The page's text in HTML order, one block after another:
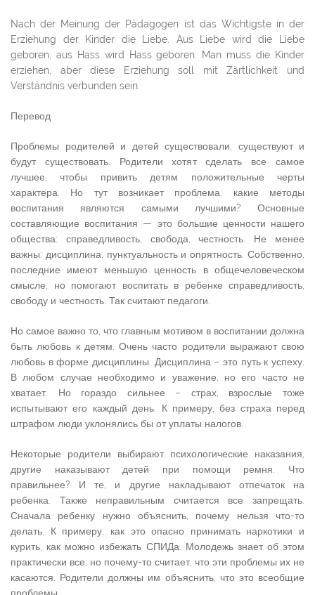
Nach der Meinung der Pädagogen ist das Wichtigste in der
Erziehung der Kinder die Liebe. Aus Liebe wird die Liebe
geboren, aus Hass wird Hass geboren. Man muss die Kinder
erziehen, aber diese Erziehung soll mit Zärtlichkeit und
Verständnis verbunden sein.
Перевод
Проблемы родителей и детей существовали, существуют и
будут существовать. Родители хотят сделать все самое
лучшее, чтобы привить детям положительные черты
характера. Но тут возникает проблема: какие методы
воспитания являются самыми лучшими? Основные
составляющие воспитания — это большие ценности нашего
общества: справедливость, свобода, честность. Не менее
важны: дисциплина, пунктуальность и опрятность. Собственно,
последние имеют меньшую ценность в общечеловеческом
смысле, но помогают воспитать в ребенке справедливость,
свободу и честность. Так считают педагоги.
Но самое важно то, что главным мотивом в воспитании должна
быть любовь к детям. Очень часто родители выражают свою
любовь в форме дисциплины. Дисциплина – это путь к успеху.
В любом случае необходимо и уважение, но его часто не
хватает. Но гораздо сильнее – страх, взрослые тоже
испытывают его каждый день. К примеру, без страха перед
штрафом люди уклонялись бы от уплаты налогов.
Некоторые родители выбирают психологические наказания,
другие наказывают детей при помощи ремня. Что
правильнее? И те, и другие накладывают отпечаток на
ребенка. Также неправильным считается все запрещать.
Сначала ребенку нужно объяснить, почему нельзя что-то
делать. К примеру, как это опасно принимать наркотики и
курить, как можно избежать СПИДа. Молодежь знает об этом
практически все, но почему-то считает, что эти проблемы их не
касаются. Родители должны им объяснить, что это всеобщие